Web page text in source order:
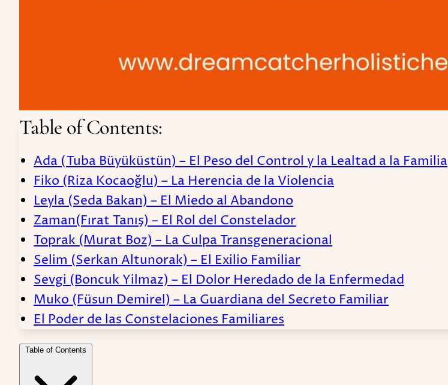
Table of Contents:
Ada (Tuba Büyüküstün) – El Peso del Control y la Lealtad a la Familia
Fiko (Riza Kocaoğlu) – La Herencia de la Violencia
Leyla (Seda Bakan) – El Miedo al Abandono
Zaman(Fırat Tanış) – El Rol del Constelador
Toprak (Murat Boz) – La Culpa Transgeneracional
Selim (Serkan Altunorak) – El Exilio Familiar
Sevgi (Boncuk Yilmaz) – El Dolor Heredado de la Enfermedad
Muko (Füsun Demirel) – La Guardiana del Secreto Familiar
El Poder de las Constelaciones Familiares
Table of Contents